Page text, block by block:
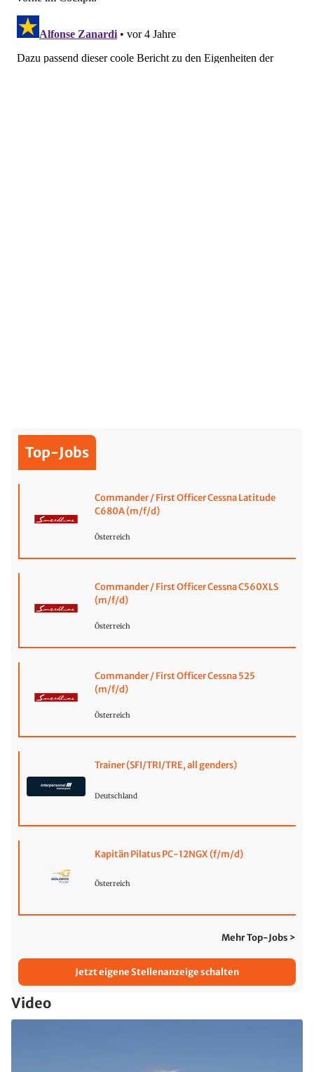
Top-Jobs
Commander / First Officer Cessna Latitude
C680A (m/f/d)
Österreich
Commander / First Officer Cessna C560XLS
(m/f/d)
Österreich
Commander / First Officer Cessna 525
(m/f/d)
Österreich
Trainer (SFI/TRI/TRE, all genders)
Deutschland
Kapitän Pilatus PC-12NGX (f/m/d)
Österreich
Mehr Top-Jobs >
Jetzt eigene Stellenanzeige schalten
Video